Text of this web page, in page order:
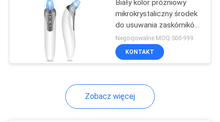
POPROSIĆ
WYCENĘmaszyna do
27
Biały kolor próżniowy
mikrokrystaliczny środek
do usuwania zaskórników
dla nastolatków
Negocjowalne MOQ:500-999
KONTAKT
Zobacz więcej